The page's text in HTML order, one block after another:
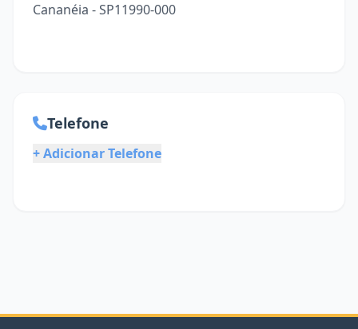
Cananéia - SP11990-000
Telefone
+ Adicionar Telefone